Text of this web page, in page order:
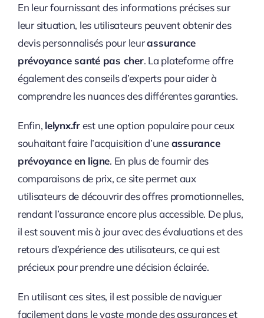
En leur fournissant des informations précises sur
leur situation, les utilisateurs peuvent obtenir des
devis personnalisés pour leurassurance
prévoyance santé pas cher. La plateforme offre
également des conseils d’experts pour aider à
comprendre les nuances des différentes garanties.
Enfin, lelynx.frest une option populaire pour ceux
souhaitant faire l’acquisition d’uneassurance
prévoyance en ligne. En plus de fournir des
comparaisons de prix, ce site permet aux
utilisateurs de découvrir des offres promotionnelles,
rendant l’assurance encore plus accessible. De plus,
il est souvent mis à jour avec des évaluations et des
retours d’expérience des utilisateurs, ce qui est
précieux pour prendre une décision éclairée.
En utilisant ces sites, il est possible de naviguer
facilement dans le vaste monde des assurances et